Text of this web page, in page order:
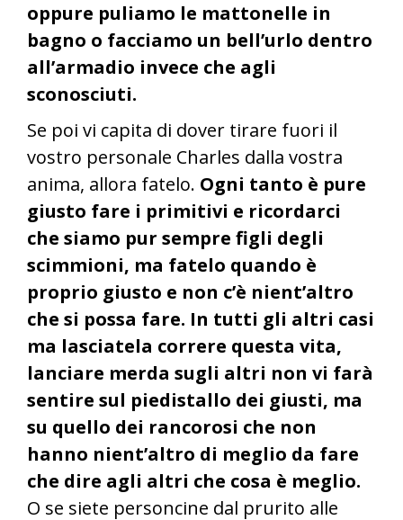
oppure puliamo le mattonelle in
bagno o facciamo un bell’urlo dentro
all’armadio invece che agli
sconosciuti.
Se poi vi capita di dover tirare fuori il
vostro personale Charles dalla vostra
anima, allora fatelo. Ogni tanto è pure
giusto fare i primitivi e ricordarci
che siamo pur sempre figli degli
scimmioni, ma fatelo quando è
proprio giusto e non c’è nient’altro
che si possa fare. In tutti gli altri casi
ma lasciatela correre questa vita,
lanciare merda sugli altri non vi farà
sentire sul piedistallo dei giusti, ma
su quello dei rancorosi che non
hanno nient’altro di meglio da fare
che dire agli altri che cosa è meglio.
O se siete personcine dal prurito alle